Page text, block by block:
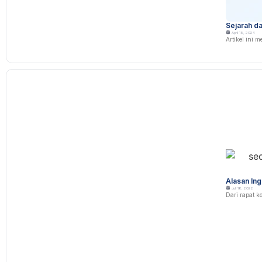
Sejarah
April 19, 2024
Artikel ini
Alasan
Juli 18, 2022
Dari rapat